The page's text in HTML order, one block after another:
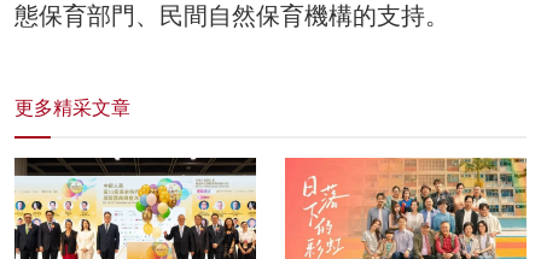
態保育部門、民間自然保育機構的支持。
更多精采文章